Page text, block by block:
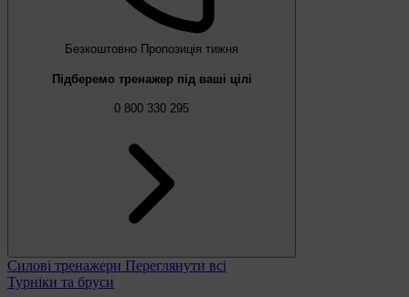
Безкоштовно Пропозиція тижня
Підберемо тренажер під ваші цілі
0 800 330 295
Силові тренажери Переглянути всі
Турніки та бруси